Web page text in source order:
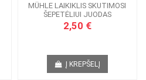
MÜHLE LAIKIKLIS SKUTIMOSI
ŠEPETĖLIUI JUODAS
2,50 €
Į KREPŠELĮ